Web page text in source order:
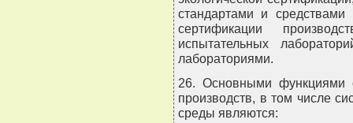
стандартами и средствами
сертификации
испытательных
лабораториями.
26. Основными функциями
производств, в том числе
среды являются: